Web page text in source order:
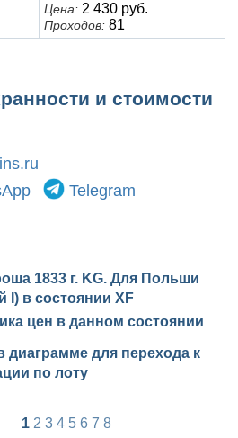
Цена: 2 430 руб.
Проходов: 81
и стоимости
Telegram
1833 г. KG. Для Польши
I) в состоянии XF
цен в данном состоянии
диаграмме для перехода к
по лоту
1 2 3 4 5 6 7 8